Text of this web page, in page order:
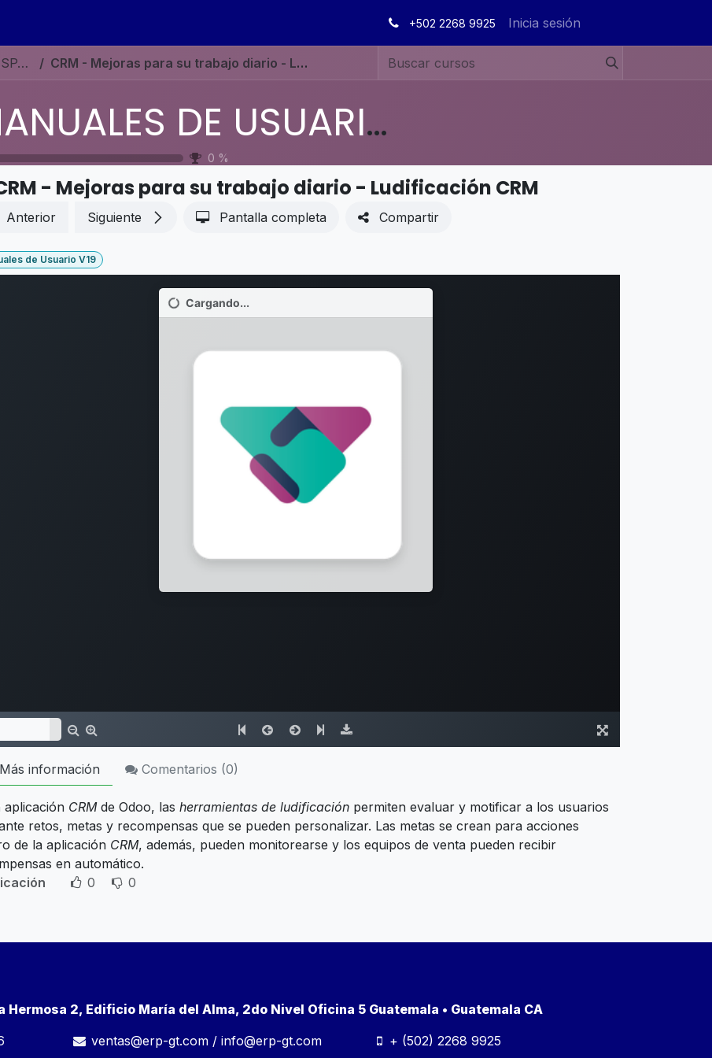
+502 2268 9925 Inicia sesión
MANUALES DE USUARIO EN ESPAÑOL ODOO 19 CRM - Mejoras para su trabajo diario - Ludificación CRM
MANUALES DE USUARIO EN ESPAÑOL ODOO 19
0 %
- Mejoras para su trabajo diario - Ludificación CRM
Anterior Siguiente Pantalla completa Compartir
de Usuario V19
Más información Comentarios (0)
aplicación CRMde Odoo, las herramientas de ludificación permiten evaluar y motificar a los usuarios
retos, metas y recompensas que se pueden personalizar. Las metas se crean para acciones
de la aplicación CRM, además, pueden monitorearse y los equipos de venta pueden recibir
en automático.
0 0
Hermosa 2, Edificio María del Alma, 2do Nivel Oficina 5 Guatemala • Guatemala CA
ventas@erp-gt.com /info@erp-gt.com + (502) 2268 9925